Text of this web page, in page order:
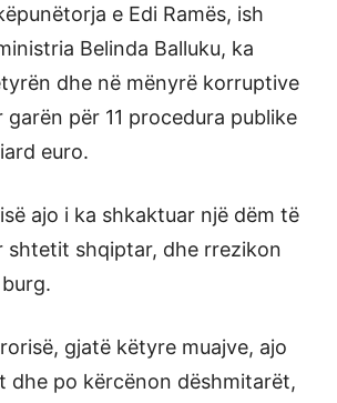
e Edi Ramës, ish
Belinda Balluku, ka
dhe në mënyrë korruptive
garën për 11 procedura publike
euro.
ajo i ka shkaktuar një dëm të
shtetit shqiptar, dhe rrezikon
gjatë këtyre muajve, ajo
dhe po kërcënon dëshmitarët,